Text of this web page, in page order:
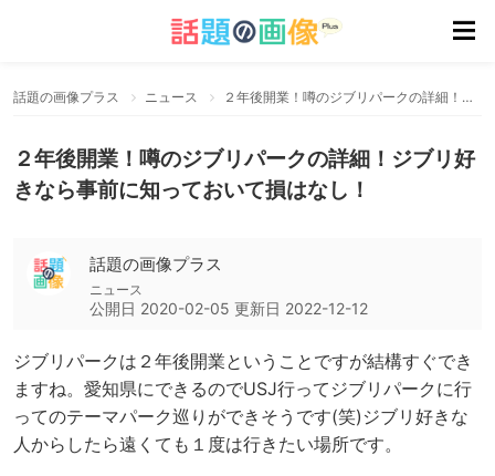
話題の画像プラス ニュース ２年後開業！噂のジブリパークの詳細！ジブリ好きなら事前に知っておいて損はなし！
２年後開業！噂のジブリパークの詳細！ジブリ好
きなら事前に知っておいて損はなし！
話題の画像プラス
ニュース
公開日 2020-02-05 更新日 2022-12-12
ジブリパークは２年後開業ということですが結構すぐでき
ますね。愛知県にできるのでUSJ行ってジブリパークに行
ってのテーマパーク巡りができそうです(笑)ジブリ好きな
人からしたら遠くても１度は行きたい場所です。